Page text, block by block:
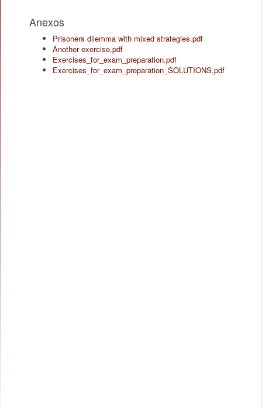
Anexos
Prisoners dilemma with mixed strategies.pdf
Another exercise.pdf
Exercises_for_exam_preparation.pdf
Exercises_for_exam_preparation_SOLUTIONS.pdf